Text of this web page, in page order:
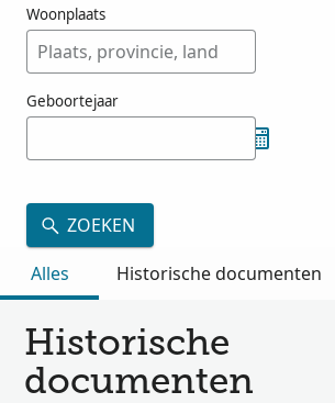
Woonplaats
Geboortejaar
ZOEKEN
Alles
Historische documenten
Historische
documenten